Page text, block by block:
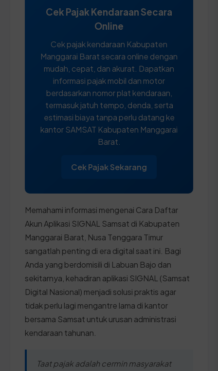
Cek Pajak Kendaraan Secara
Online
Cek pajak kendaraan Kabupaten
Manggarai Barat secara online dengan
mudah, cepat, dan akurat. Dapatkan
informasi pajak mobil dan motor
berdasarkan nomor plat kendaraan,
termasuk jatuh tempo, denda, serta
estimasi biaya tanpa perlu datang ke
kantor SAMSAT Kabupaten Manggarai
Barat.
Cek Pajak Sekarang
Memahami informasi mengenai Cara Daftar
Akun Aplikasi SIGNAL Samsat di Kabupaten
Manggarai Barat, Nusa Tenggara Timur
sangatlah penting di era digital saat ini. Bagi
Anda yang berdomisili di Labuan Bajo dan
sekitarnya, kehadiran aplikasi SIGNAL (Samsat
Digital Nasional) menjadi solusi praktis agar
tidak perlu lagi mengantre lama di kantor
bersama Samsat untuk urusan administrasi
kendaraan tahunan.
Taat pajak adalah cermin masyarakat